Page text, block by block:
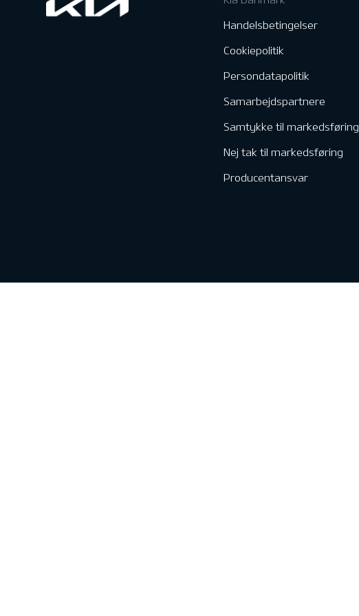
Handelsbetingelser
Cookiepolitik
Persondatapolitik
Samarbejdspartnere
Samtykke til markedsføring
Nej tak til markedsføring
Producentansvar